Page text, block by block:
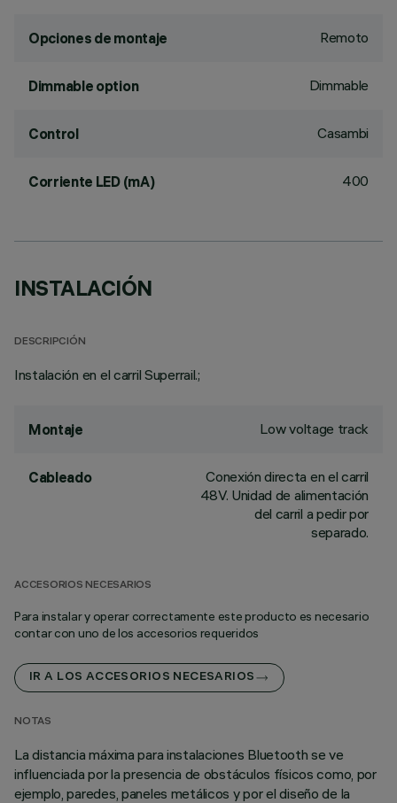
Opciones de montaje Remoto
Dimmable option Dimmable
Control Casambi
Corriente LED (mA) 400
INSTALACIÓN
DESCRIPCIÓN
Instalación en el carril Superrail.;
Montaje Low voltage track
Cableado
Conexión directa en el carril
48V. Unidad de alimentación
del carril a pedir por
separado.
ACCESORIOS NECESARIOS
Para instalar y operar correctamente este producto es necesario
contar con uno de los accesorios requeridos
IR A LOS ACCESORIOS NECESARIOS
NOTAS
La distancia máxima para instalaciones Bluetooth se ve
influenciada por la presencia de obstáculos físicos como, por
ejemplo, paredes, paneles metálicos y por el diseño de la